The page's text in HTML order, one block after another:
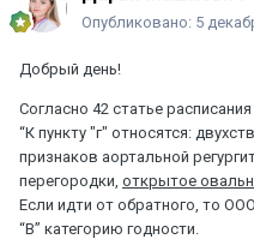
Опубликовано: 5
Добрый день!
Согласно 42 статье
“К пункту "г" относятся:
признаков аортальной
перегородки, открытое
Если идти от обратного, то
“В” категорию годности.